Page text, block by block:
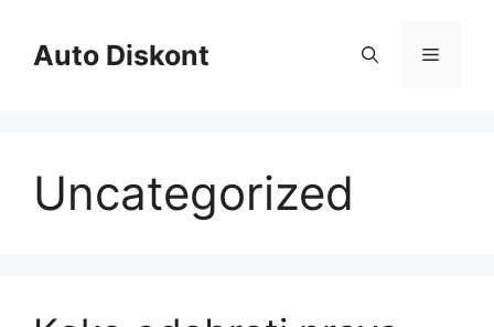
contentAuto Diskont Menu
Uncategorized